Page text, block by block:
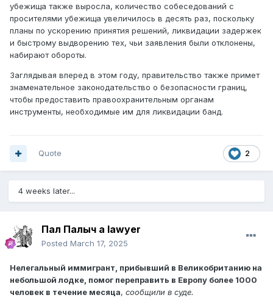
убежища также выросла, количество собеседований с
просителями убежища увеличилось в десять раз, поскольку
планы по ускорению принятия решений, ликвидации задержек
и быстрому выдворению тех, чьи заявления были отклонены,
набирают обороты.
Заглядывая вперед в этом году, правительство также примет
знаменательное законодательство о безопасности границ,
чтобы предоставить правоохранительным органам
инструменты, необходимые им для ликвидации банд.
2
Quote
4 weeks later...
Пал Палыч a lawyer
Posted March 17, 2025
Нелегальный иммигрант, прибывший в Великобританию на
небольшой лодке, помог переправить в Европу более 1000
человек в течение месяца, сообщили в суде.